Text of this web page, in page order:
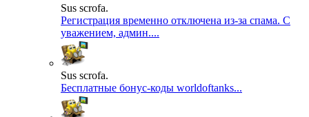
Sus scrofa.
Регистрация временно отключена из-за спама. С
уважением, админ....
Sus scrofa.
Бесплатные бонус-коды worldoftanks...